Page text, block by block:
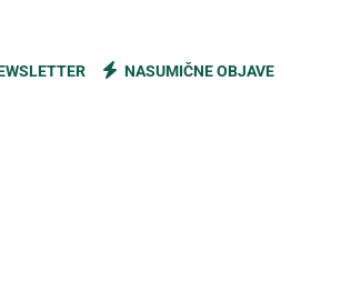
ukus [Cene]
rupa [Mapa]
NASUMIČNE OBJAVE